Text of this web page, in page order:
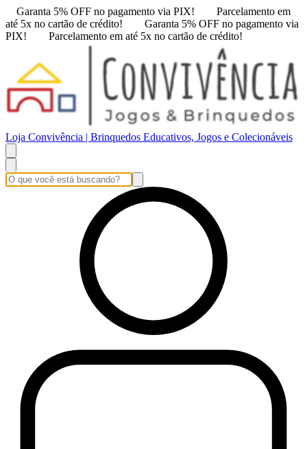
Garanta 5% OFF no pagamento via PIX!
Parcelamento em
até 5x no cartão de crédito!
Garanta 5% OFF no pagamento via
PIX!
Parcelamento em até 5x no cartão de crédito!
Loja Convivência | Brinquedos Educativos, Jogos e Colecionáveis